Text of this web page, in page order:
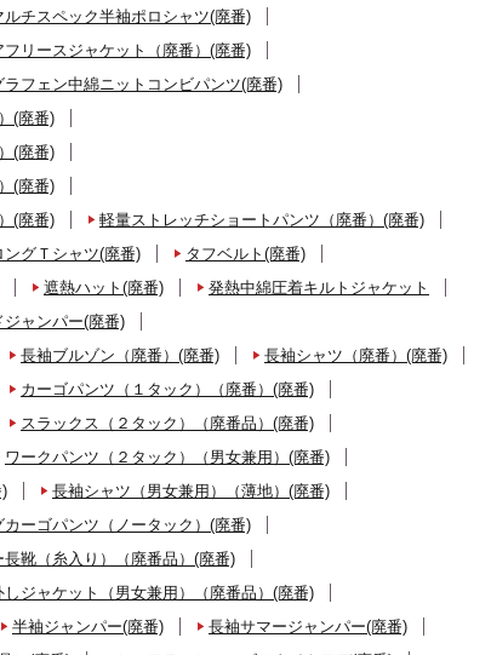
ルチスペック半袖ポロシャツ(廃番)
フリースジャケット（廃番）(廃番)
ラフェン中綿ニットコンビパンツ(廃番)
(廃番)
(廃番)
(廃番)
(廃番)
軽量ストレッチショートパンツ（廃番）(廃番)
ングＴシャツ(廃番)
タフベルト(廃番)
遮熱ハット(廃番)
発熱中綿圧着キルトジャケット
ジャンパー(廃番)
長袖ブルゾン（廃番）(廃番)
長袖シャツ（廃番）(廃番)
カーゴパンツ（１タック）（廃番）(廃番)
スラックス（２タック）（廃番品）(廃番)
ワークパンツ（２タック）（男女兼用）(廃番)
長袖シャツ（男女兼用）（薄地）(廃番)
カーゴパンツ（ノータック）(廃番)
長靴（糸入り）（廃番品）(廃番)
しジャケット（男女兼用）（廃番品）(廃番)
半袖ジャンパー(廃番)
長袖サマージャンパー(廃番)